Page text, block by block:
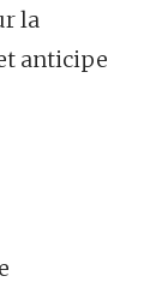
la
anticipe